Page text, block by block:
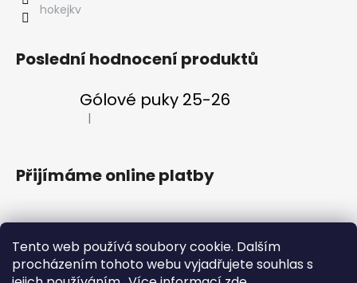
Tento web používá soubory cookie. Dalším
procházením tohoto webu vyjadřujete souhlas s
hokejkv
Poslední hodnocení produktů
Gólové puky 25-26
Hodnocení produktu je 5 z 5 hvězdiček.
|
Přijímáme online platby